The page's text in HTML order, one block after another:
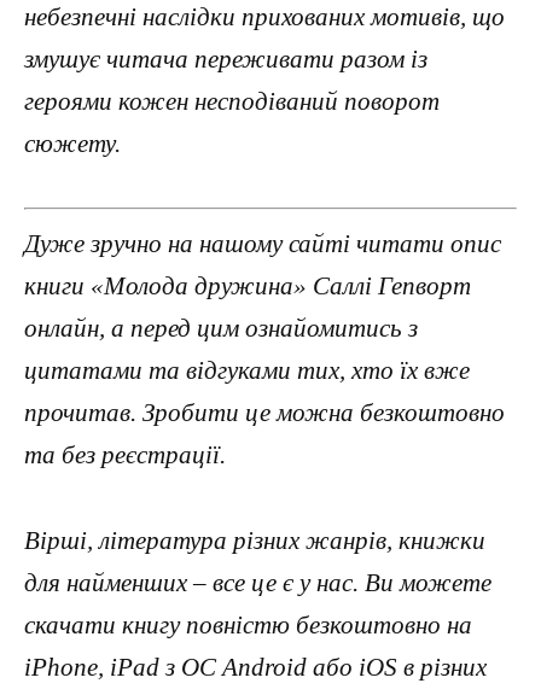
небезпечні наслідки прихованих мотивів, що
змушує читача переживати разом із
героями кожен несподіваний поворот
сюжету.
Дуже зручно на нашому сайті читати опис
книги «Молода дружина» Саллі Гепворт
онлайн, а перед цим ознайомитись з
цитатами та відгуками тих, хто їх вже
прочитав. Зробити це можна безкоштовно
та без реєстрації.
Вірші, література різних жанрів, книжки
для найменших – все це є у нас. Ви можете
скачати книгу повністю безкоштовно на
iPhone, iPad з ОС Android або iOS в різних